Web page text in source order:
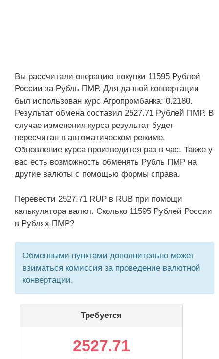
Вы рассчитали операцию покупки 11595 Рублей
России за Рубль ПМР. Для данной конвертации
был использован курс Агропромбанка: 0.2180.
Результат обмена составил 2527.71 Рублей ПМР. В
случае изменения курса результат будет
пересчитан в автоматическом режиме.
Обновление курса производится раз в час. Также у
вас есть возможность обменять Рубль ПМР на
другие валюты с помощью формы справа.
Перевести 2527.71 RUP в RUB при помощи
калькулятора валют. Сколько 11595 Рублей России
в Рублях ПМР?
Обменными пунктами дополнительно может
взиматься комиссия за проведение валютной
конвертации.
Требуется
2527.71